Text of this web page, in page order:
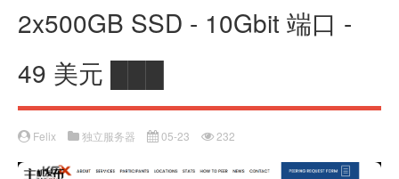
2x500GB SSD - 10Gbit 端口 -
49 美元 ███
Felix 独立服务器 05-23 232